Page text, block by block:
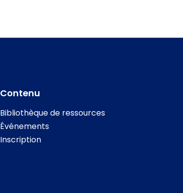
Contenu
Bibliothèque de ressources
Événements
Inscription